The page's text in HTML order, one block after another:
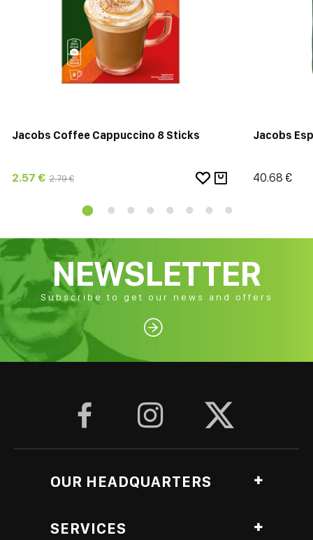
Jacobs Coffee Cappuccino 8 Sticks
2.57 € 2.79 €
Jacobs
40.68 €
NEWSLETTER
Subscribe to get our news and offers

  
OUR HEADQUARTERS
SERVICES